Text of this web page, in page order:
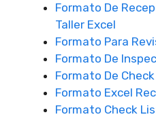
Formato De
Taller Excel
Formato Para
Formato De
Formato De
Formato Excel
Formato Check